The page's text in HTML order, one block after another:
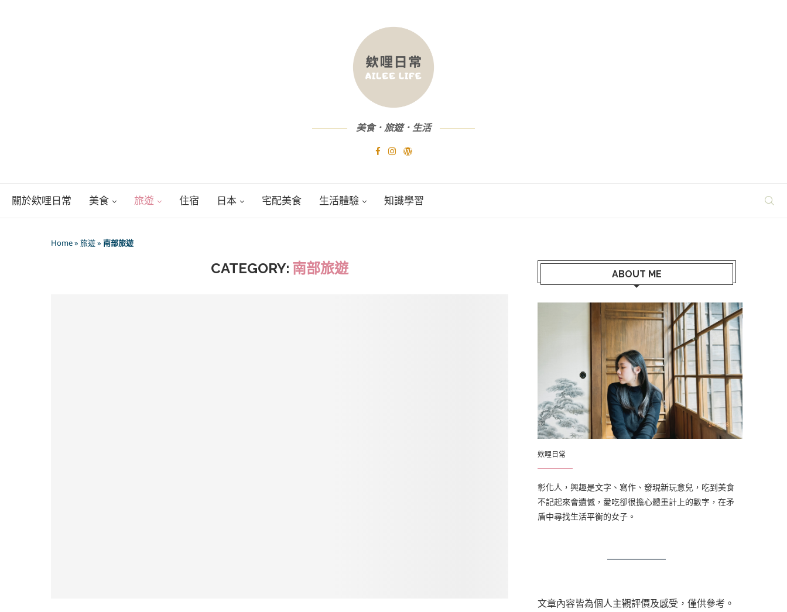
美食．旅遊．生活
關於欸哩日常 美食 旅遊 住宿 日本 宅配美食 生活體驗 知識學習
Home» 旅遊» 南部旅遊
CATEGORY: 南部旅遊 ABOUT ME
欸哩日常
彰化人，興趣是文字、寫作、發現新玩意兒，吃到美食
不記起來會遺憾，愛吃卻很擔心體重計上的數字，在矛
盾中尋找生活平衡的女子。
文章內容皆為個人主觀評價及感受，僅供參考。